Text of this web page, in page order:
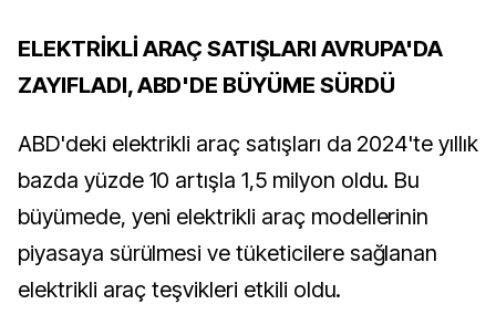
ELEKTRİKLİ ARAÇ SATIŞLARI AVRUPA'DA
ZAYIFLADI, ABD'DE BÜYÜME SÜRDÜ
ABD'deki elektrikli araç satışları da 2024'te yıllık
bazda yüzde 10 artışla 1,5 milyon oldu. Bu
büyümede, yeni elektrikli araç modellerinin
piyasaya sürülmesi ve tüketicilere sağlanan
elektrikli araç teşvikleri etkili oldu.